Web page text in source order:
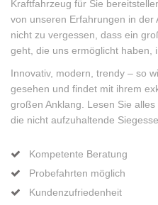
Kraftfahrzeug für Sie
von unseren Erfahrungen in der
nicht zu vergessen, dass ein
geht, die uns ermöglicht haben,
Innovativ, modern, trendy – so
gesehen und findet mit ihrem
großen Anklang. Lesen Sie
die nicht aufzuhaltende
Kompetente Beratung
Probefahrten möglich
Kundenzufriedenheit